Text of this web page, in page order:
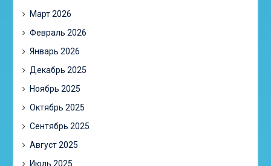
Март 2026
Февраль 2026
Январь 2026
Декабрь 2025
Ноябрь 2025
Октябрь 2025
Сентябрь 2025
Август 2025
Июль 2025